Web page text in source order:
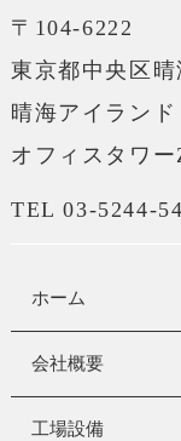
〒104-6222
東京都中央区
晴海アイラン
オフィスタワ
TEL 03-5244-
ホーム
会社概要
工場設備